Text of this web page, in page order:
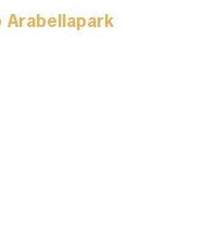
Arabellapark